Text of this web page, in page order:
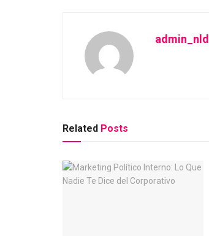
admin_nld
Related Posts